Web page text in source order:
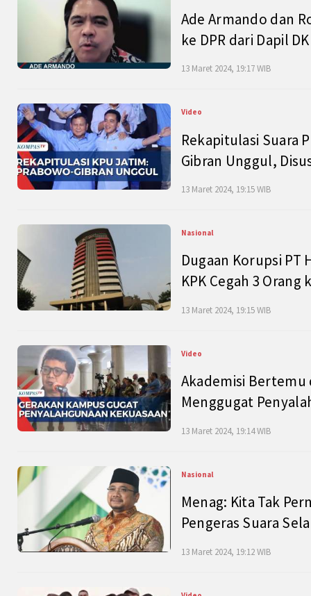
Ade Armando dan
ke DPR dari Dapil
13 Maret 2024, 19:17 WIB
Video
Rekapitulasi Suara
Gibran Unggul,
13 Maret 2024, 19:15 WIB
Nasional
Dugaan Korupsi PT
KPK Cegah 3 Orang
13 Maret 2024, 19:15 WIB
Video
Akademisi Bertemu
Menggugat
13 Maret 2024, 19:14 WIB
Nasional
Menag: Kita Tak
Pengeras Suara
13 Maret 2024, 19:12 WIB